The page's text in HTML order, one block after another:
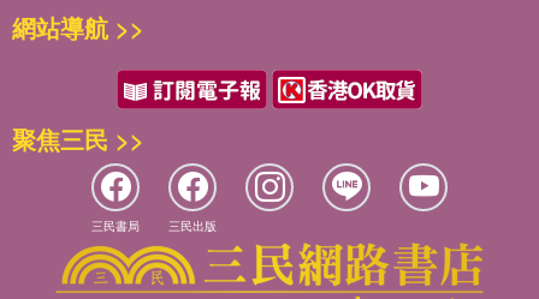
文筆之責。
英國可說是個文化百匯交集之地，既有古典之姿，也有前衛之
氣；既是紳士名媛的養息之處，也是新潮龐克風的起源地。也
許就是在這樣的文化衝擊下，造就了英國舞蹈的多元面貌。就
為了能深入體會英國的舞蹈風，並趁機走訪各個舞蹈景觀，才
讓我克服心理障礙，毅然決定到英國攻讀博士學位，並重新學
習有別於美式英語的英式文法、拼字及習慣用語。在本書付梓
之際，我的博士學位也已順利完成，這雙重喜悅的滋味，藉此
與所有的朋友們分享，希望書中所介紹的舞蹈景點，能為喜愛
附錄
網站導航 >>
聚焦三民 >>
三民書局 三民出版